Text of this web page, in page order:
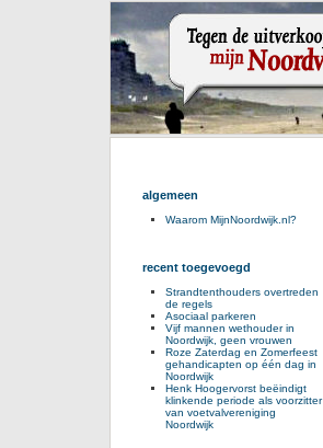
algemeen
Waarom MijnNoordwijk.nl?
recent toegevoegd
Strandtenthouders overtreden
de regels
Asociaal parkeren
Vijf mannen wethouder in
Noordwijk, geen vrouwen
Roze Zaterdag en Zomerfeest
gehandicapten op één dag in
Noordwijk
Henk Hoogervorst beëindigt
klinkende periode als voorzitter
van voetvalvereniging
Noordwijk